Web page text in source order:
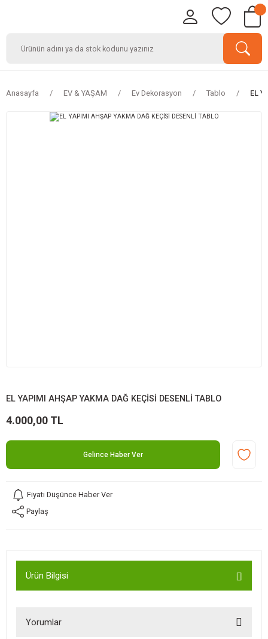
Anasayfa EV & YAŞAM Ev Dekorasyon Tablo EL
EL YAPIMI AHŞAP YAKMA DAĞ KEÇİSİ DESENLİ TABLO
4.000,00 TL
Gelince Haber Ver
Fiyatı Düşünce Haber Ver
Paylaş
Ürün Bilgisi
Yorumlar